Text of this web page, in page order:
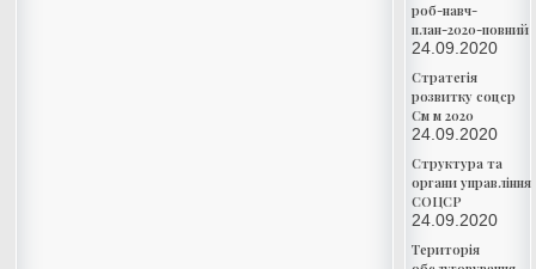
роб-навч-
план-2020-повний
24.09.2020
Стратегія
розвитку соцср
См м 2020
24.09.2020
Структура та
органи управління
СОЦСР
24.09.2020
Територія